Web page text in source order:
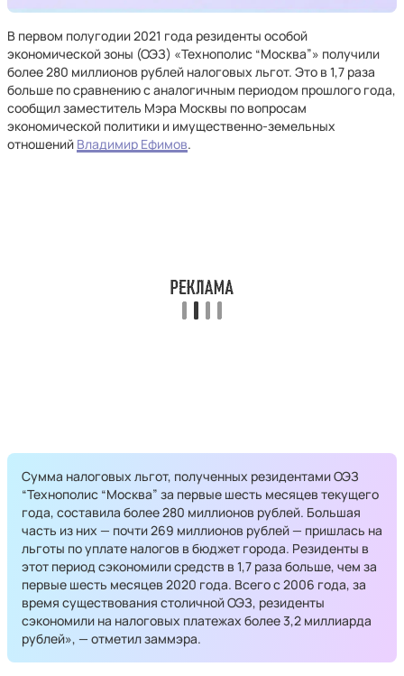
В первом полугодии 2021 года резиденты особой
экономической зоны (ОЭЗ) «Технополис “Москва”» получили
более 280 миллионов рублей налоговых льгот. Это в 1,7 раза
больше по сравнению с аналогичным периодом прошлого года,
сообщил заместитель Мэра Москвы по вопросам
экономической политики и имущественно-земельных
отношений Владимир Ефимов.
Сумма налоговых льгот, полученных резидентами ОЭЗ
“Технополис “Москва” за первые шесть месяцев текущего
года, составила более 280 миллионов рублей. Большая
часть из них — почти 269 миллионов рублей — пришлась на
льготы по уплате налогов в бюджет города. Резиденты в
этот период сэкономили средств в 1,7 раза больше, чем за
первые шесть месяцев 2020 года. Всего с 2006 года, за
время существования столичной ОЭЗ, резиденты
сэкономили на налоговых платежах более 3,2 миллиарда
рублей», — отметил заммэра.